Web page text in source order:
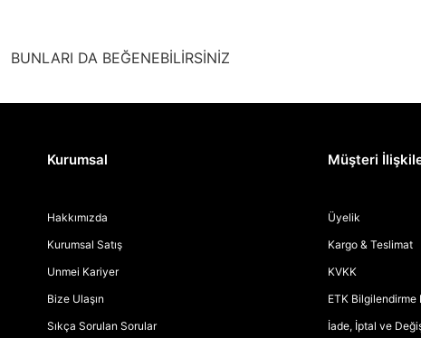
BUNLARI DA BEĞENEBİLİRSİNİZ
Kurumsal
Hakkımızda
Kurumsal Satış
Unmei Kariyer
Bize Ulaşın
Sıkça Sorulan Sorular
Müşteri
Üyelik
Kargo & Teslimat
KVKK
ETK Bilgilendirme
İade, İptal ve